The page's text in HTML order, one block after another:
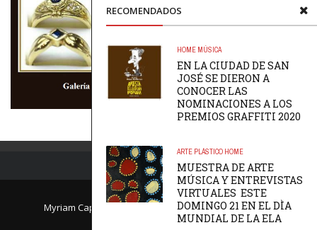
RECOMENDADOS
HOME MÚSICA
EN LA CIUDAD DE SAN
JOSÉ SE DIERON A
CONOCER LAS
NOMINACIONES A LOS
PREMIOS GRAFFITI 2020
ARTE PLÁSTICO HOME
MUESTRA DE ARTE
MÚSICA Y ENTREVISTAS
VIRTUALES ESTE
DOMINGO 21 EN EL DÌA
MUNDIAL DE LA ELA
Myriam Caprile, Directora de PlateaVip.com.uy - Email:
myriam@plateavip.com.uy